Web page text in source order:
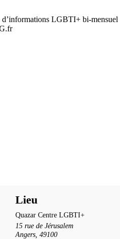
LGBTI+ bi-
Lieu
Quazar Centre LGBTI+
15 rue de Jérusalem
Angers 49100